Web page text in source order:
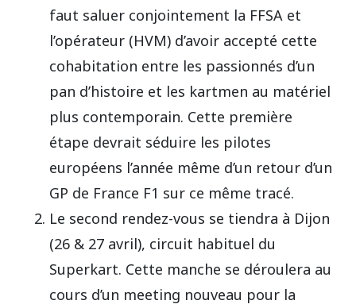
faut saluer conjointement la FFSA et
l’opérateur (HVM) d’avoir accepté cette
cohabitation entre les passionnés d’un
pan d’histoire et les kartmen au matériel
plus contemporain. Cette première
étape devrait séduire les pilotes
européens l’année même d’un retour d’un
GP de France F1 sur ce même tracé.
Le second rendez-vous se tiendra à Dijon
(26 & 27 avril), circuit habituel du
Superkart. Cette manche se déroulera au
cours d’un meeting nouveau pour la